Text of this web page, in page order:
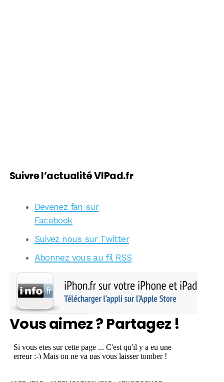
Suivre l’actualité VIPad.fr
Devenez fan sur
Facebook
Suivez nous sur Twitter
Abonnez vous au fil RSS
Vous aimez ? Partagez !